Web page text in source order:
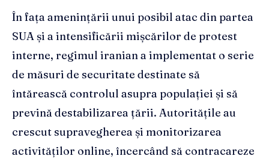
În fața amenințării unui posibil atac din partea
SUA și a intensificării mișcărilor de protest
interne, regimul iranian a implementat o serie
de măsuri de securitate destinate să
întărească controlul asupra populației și să
prevină destabilizarea țării. Autoritățile au
crescut supravegherea și monitorizarea
activităților online, încercând să contracareze